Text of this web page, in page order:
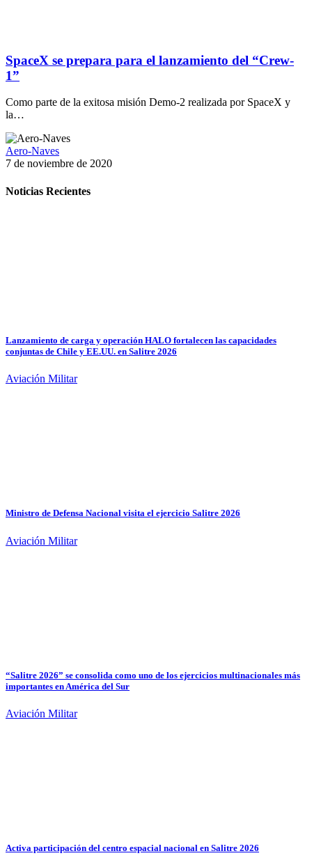
SpaceX se prepara para el lanzamiento del “Crew-
1”
Como parte de la exitosa misión Demo-2 realizada por SpaceX y
la…
Aero-Naves
7 de noviembre de 2020
Noticias Recientes
Lanzamiento de carga y operación HALO fortalecen las capacidades
conjuntas de Chile y EE.UU. en Salitre 2026
Aviación Militar
Ministro de Defensa Nacional visita el ejercicio Salitre 2026
Aviación Militar
“Salitre 2026” se consolida como uno de los ejercicios multinacionales más
importantes en América del Sur
Aviación Militar
Activa participación del centro espacial nacional en Salitre 2026